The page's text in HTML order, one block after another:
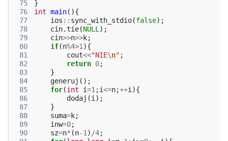
75
76
77
78
79
80
81
82
83
84
85
86
87
88
89
90
}
int main(){
ios :: sync_with_stdio(false);
cin.tie(NULL );
cin>>n>>k;
if(n%4>1 ){
cout<<"NIE\n" ;
return 0;
}
generuj ();
for(int i=1 ;i<=n;++i ){
dodaj (i );
}
suma=k;
inw=0;
sz=n* (n-1 ) /4;